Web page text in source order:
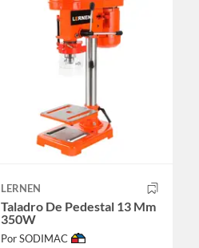
LERNEN
Taladro De Pedestal 13 Mm
350W
Por SODIMAC